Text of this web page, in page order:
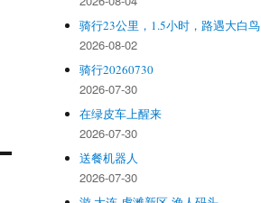
骑行23公里，1.5小时，路遇大白鸟
2026-08-02
骑行20260730
2026-07-30
在绿皮车上醒来
2026-07-30
送餐机器人
2026-07-30